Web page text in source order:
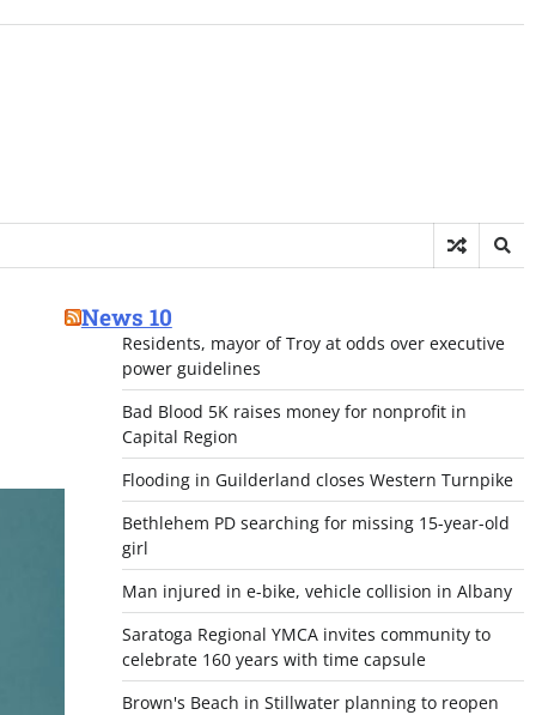
News 10
Residents, mayor of Troy at odds over executive
power guidelines
Bad Blood 5K raises money for nonprofit in
Capital Region
Flooding in Guilderland closes Western Turnpike
Bethlehem PD searching for missing 15-year-old
girl
Man injured in e-bike, vehicle collision in Albany
Saratoga Regional YMCA invites community to
celebrate 160 years with time capsule
Brown's Beach in Stillwater planning to reopen